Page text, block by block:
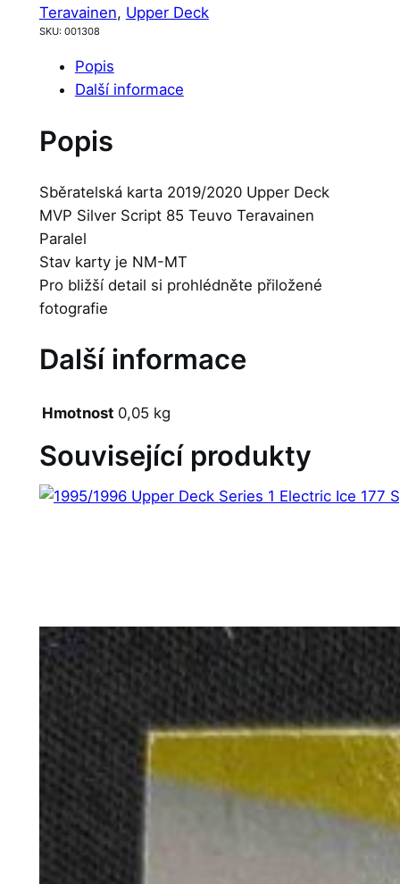
Teravainen, Upper Deck
SKU: 001308
Popis
Další informace
Popis
Sběratelská karta 2019/2020 Upper Deck
MVP Silver Script 85 Teuvo Teravainen
Paralel
Stav karty je NM-MT
Pro bližší detail si prohlédněte přiložené
fotografie
Další informace
Hmotnost 0,05 kg
Související produkty